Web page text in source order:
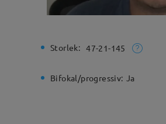
Storlek: 47-21-145
Bifokal/progressiv: Ja